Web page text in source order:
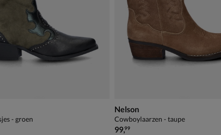
- groen
Nelson
Cowboylaarzen - taupe
€ 99,99
99,99